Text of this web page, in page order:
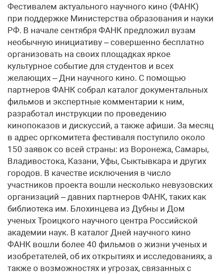
Фестивалем актуального научного кино (ФАНК)
при поддержке Министерства образования и науки
РФ. В начале сентября ФАНК предложил вузам
необычную инициативу – совершенно бесплатно
организовать на своих площадках яркое
культурное событие для студентов и всех
желающих – Дни научного кино. С помощью
партнеров ФАНК собрал каталог документальных
фильмов и экспертные комментарии к ним,
разработал инструкции по проведению
кинопоказов и дискуссий, а также афиши. За месяц
в адрес оргкомитета фестиваля поступило около
150 заявок со всей страны: из Воронежа, Самары,
Владивостока, Казани, Уфы, Сыктывкара и других
городов. В качестве исключения в число
участников проекта вошли несколько невузовских
организаций – давних партнеров ФАНК, таких как
библиотека им. Блохинцева из Дубны и Дом
ученых Троицкого научного центра Российской
академии наук. В каталог Дней научного кино
ФАНК вошли более 40 фильмов о жизни ученых и
изобретателей, об их открытиях и исследованиях, а
также о возможностях и угрозах, связанных с